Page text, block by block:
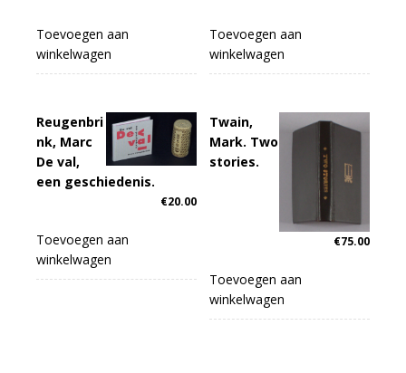
Toevoegen aan
winkelwagen
Toevoegen aan
winkelwagen
Reugenbri
nk, Marc
De val,
een geschiedenis.
€20.00
Toevoegen aan
winkelwagen
Twain,
Mark. Two
stories.
€75.00
Toevoegen aan
winkelwagen